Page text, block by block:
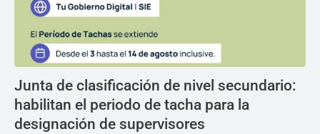
Junta de clasificación de nivel secundario:
habilitan el periodo de tacha para la
designación de supervisores